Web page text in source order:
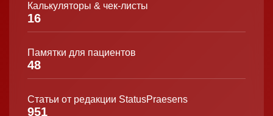
Калькуляторы & чек-листы
16
Памятки для пациентов
48
Статьи от редакции StatusPraesens
951